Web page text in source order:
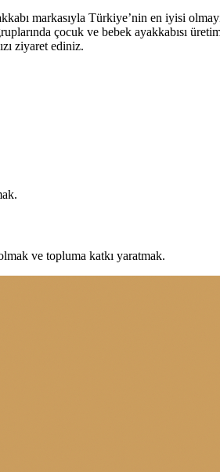
markasıyla Türkiye’nin en iyisi
çocuk ve bebek ayakkabısı
ziyaret ediniz.
ve topluma katkı yaratmak.